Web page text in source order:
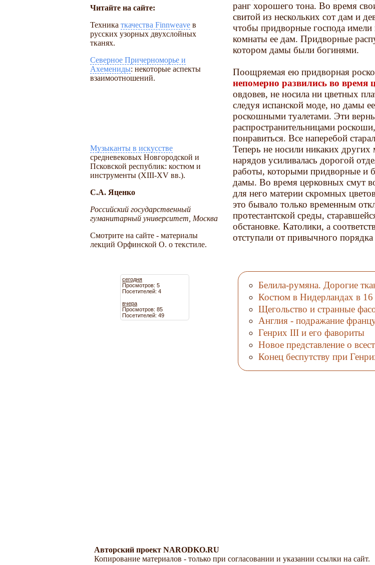
Читайте на сайте:
Техника ткачества Finnweave в
русских узорных двухслойных
тканях.
Северное Причерноморье и
Ахемениды: некоторые аспекты
взаимоотношений.
Музыканты в искусстве
средневековых Новгородской и
Псковской республик: костюм и
инструменты (XIII-XV вв.).
С.А. Яценко
Российский государственный
гуманитарный университет, Москва
Смотрите на сайте - материалы
лекций Орфинской О. о текстиле.
сегодня
Просмотров: 5
Посетителей: 4
вчера
Просмотров: 85
Посетителей: 49
ранг хорошего тона. Во время
свитой из нескольких сот дам и
чтобы придворные господа
комнаты ее дам. Придворные
котором дамы были богинями.
Поощряемая ею придворная
непомерно развились во время
овдовев, не носила ни цветных
следуя испанской моде, но дамы
роскошными туалетами. Эти
распространительницами
понравиться. Все наперебой
Теперь не носили никаких
нарядов усиливалась дорогой
работы, которыми придворные и
дамы. Во время церковных смут
для него материи скромных
это бывало только временным
протестантской среды,
обстановке. Католики, а
отступали от привычного
Белила-румяна. Дорогие
Костюм в Нидерландах в 16
Щегольство и странные
Англия - подражание
Генрих III и его фавориты
Новое представление о
Конец беспутству при
Авторский проект NARODKO.RU
Копирование материалов - только при согласовании и указании ссылки на сайт.